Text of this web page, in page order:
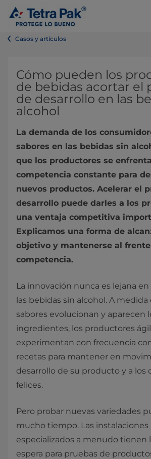
Casos y artículos
Cómo pueden los
de bebidas acortar el
de desarrollo en las
alcohol
La demanda de los
sabores en las bebidas sin
que los productores se
competencia constante para
nuevos productos. Acelerar el
desarrollo puede darles a los
una ventaja competitiva
Explicamos una forma de
objetivo y mantenerse al
competencia.
La innovación nunca es lejana
las bebidas sin alcohol. A medida
sabores evolucionan y aparecen
ingredientes, los productores
experimentan con frecuencia
recetas para mantener en
desarrollo de su producto y a los
felices.
Pero probar nuevas variedades
mucho tiempo. Las instalaciones
especializados a menudo tienen
espera para pruebas de